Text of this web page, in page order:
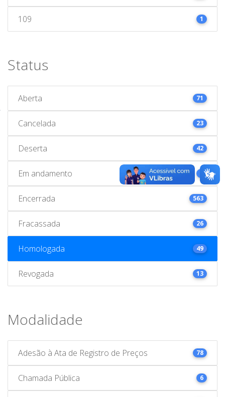
109 1
Status
Aberta 71
Cancelada 23
Deserta 42
Em andamento
Encerrada 563
Fracassada 26
Homologada 49
Revogada 13
Modalidade
Adesão à Ata de Registro de Preços 78
Chamada Pública 6